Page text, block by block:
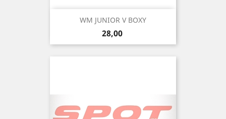
WM JUNIOR V BOXY
Precio
28,00